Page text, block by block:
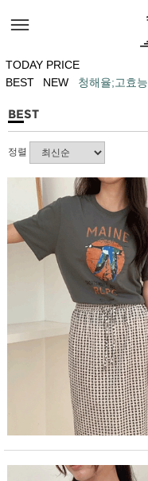
TODAY PRICE
BEST
NEW 청해율;고효
BEST
정렬